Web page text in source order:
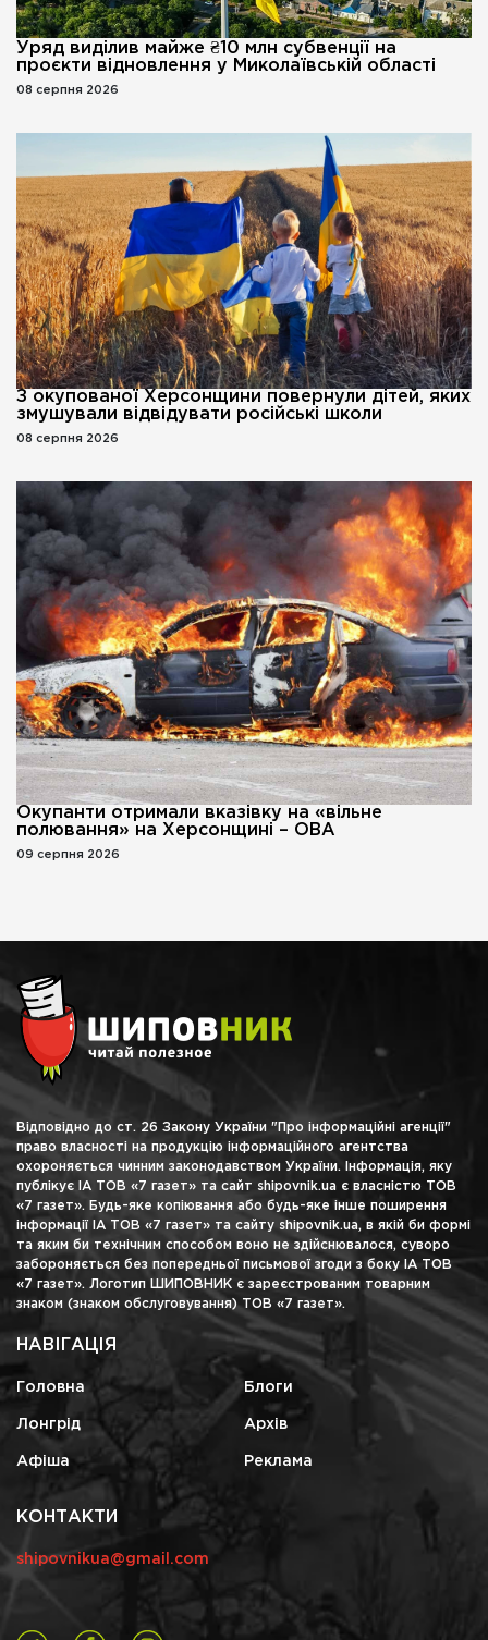
Уряд виділив майже ₴10 млн субвенції на
проєкти відновлення у Миколаївській області
08 серпня 2026
З окупованої Херсонщини повернули дітей, яких
змушували відвідувати російські школи
08 серпня 2026
Окупанти отримали вказівку на «вільне
полювання» на Херсонщині – ОВА
09 серпня 2026
Відповідно до ст. 26 Закону України "Про інформаційні агенції"
право власності на продукцію інформаційного агентства
охороняється чинним законодавством України. Інформація, яку
публікує ІА ТОВ «7 газет» та сайт shipovnik.ua є власністю ТОВ
«7 газет». Будь-яке копіювання або будь-яке інше поширення
інформації ІА ТОВ «7 газет» та сайту shipovnik.ua, в якій би формі
та яким би технічним способом воно не здійснювалося, суворо
забороняється без попередньої письмової згоди з боку ІА ТОВ
«7 газет». Логотип ШИПОВНИК є зареєстрованим товарним
знаком (знаком обслуговування) ТОВ «7 газет».
НАВІГАЦІЯ
Головна Блоги
Лонгрід Архів
Афіша Реклама
КОНТАКТИ
shipovnikua@gmail.com